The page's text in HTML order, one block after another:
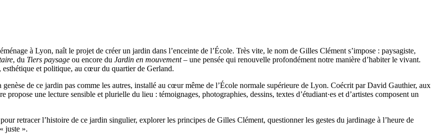
à Lyon, naît le projet de créer un jardin dans l’enceinte de l’École. Très vite, le nom de Gilles Clément s’impose : paysagiste,
, du Tiers paysage ou encore du Jardin en mouvement– une pensée qui renouvelle profondément notre manière d’habiter le vivant.
et politique, au cœur du quartier de Gerland.
de ce jardin pas comme les autres, installé au cœur même de l’École normale supérieure de Lyon. Coécrit par David Gauthier, aux
une lecture sensible et plurielle du lieu : témoignages, photographies, dessins, textes d’étudiant·es et d’artistes composent un
retracer l’histoire de ce jardin singulier, explorer les principes de Gilles Clément, questionner les gestes du jardinage à l’heure de
juste ».